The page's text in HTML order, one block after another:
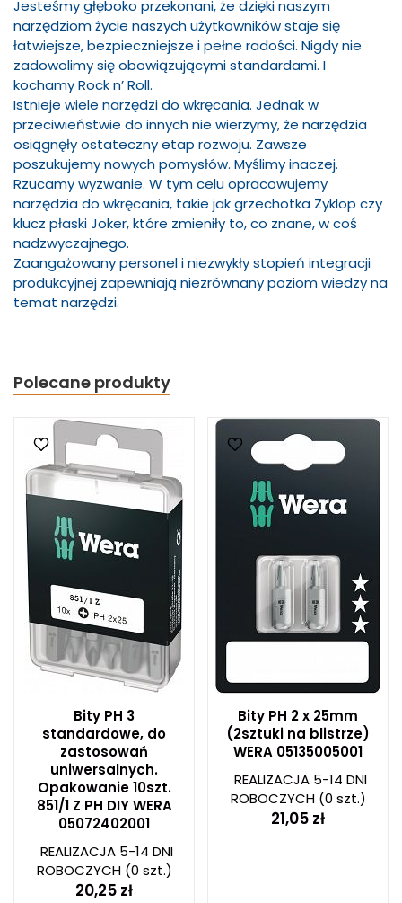
Jesteśmy głęboko przekonani, że dzięki naszym
narzędziom życie naszych użytkowników staje się
łatwiejsze, bezpieczniejsze i pełne radości. Nigdy nie
zadowolimy się obowiązującymi standardami. I
kochamy Rock n’ Roll.
Istnieje wiele narzędzi do wkręcania. Jednak w
przeciwieństwie do innych nie wierzymy, że narzędzia
osiągnęły ostateczny etap rozwoju. Zawsze
poszukujemy nowych pomysłów. Myślimy inaczej.
Rzucamy wyzwanie. W tym celu opracowujemy
narzędzia do wkręcania, takie jak grzechotka Zyklop czy
klucz płaski Joker, które zmieniły to, co znane, w coś
nadzwyczajnego.
Zaangażowany personel i niezwykły stopień integracji
produkcyjnej zapewniają niezrównany poziom wiedzy na
temat narzędzi.
Polecane produkty
Bity PH 3
standardowe, do
zastosowań
uniwersalnych.
Opakowanie 10szt.
851/1 Z PH DIY WERA
05072402001
REALIZACJA 5-14 DNI
ROBOCZYCH(0 szt.)
20,25 zł
Bity PH 2 x 25mm
(2sztuki na blistrze)
WERA 05135005001
REALIZACJA 5-14 DNI
ROBOCZYCH(0 szt.)
21,05 zł